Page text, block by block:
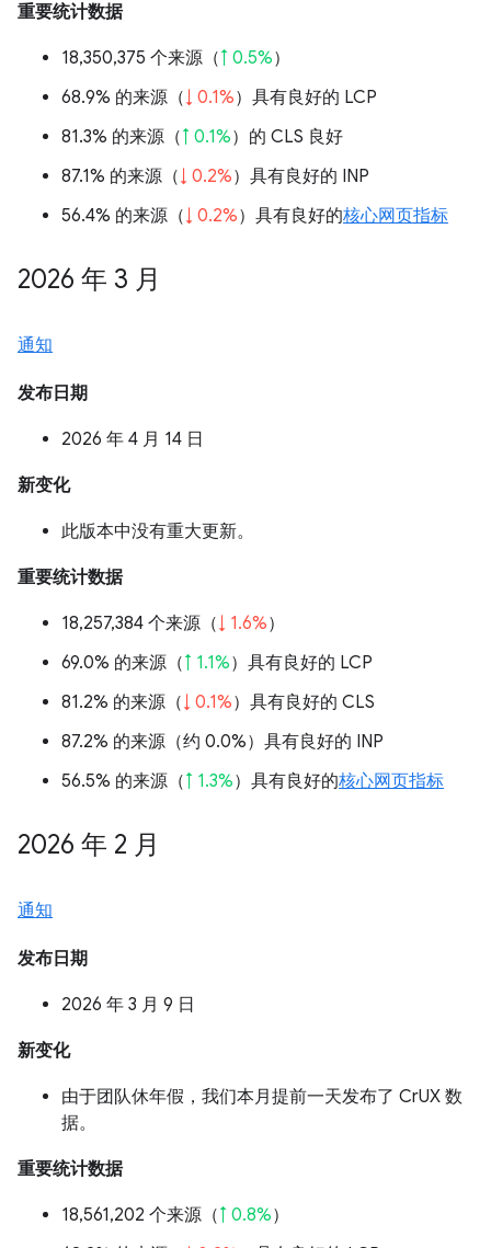
重要统计数据
18,350,375 个来源（↑ 0.5%）
68.9% 的来源（↓ 0.1%）具有良好的 LCP
81.3% 的来源（↑ 0.1%）的 CLS 良好
87.1% 的来源（↓ 0.2%）具有良好的 INP
56.4% 的来源（↓ 0.2%）具有良好的核心网页指标
2026 年 3 月
通知
发布日期
2026 年 4 月 14 日
新变化
此版本中没有重大更新。
重要统计数据
18,257,384 个来源（↓ 1.6%）
69.0% 的来源（↑ 1.1%）具有良好的 LCP
81.2% 的来源（↓ 0.1%）具有良好的 CLS
87.2% 的来源（约 0.0%）具有良好的 INP
56.5% 的来源（↑ 1.3%）具有良好的核心网页指标
2026 年 2 月
通知
发布日期
2026 年 3 月 9 日
新变化
由于团队休年假，我们本月提前一天发布了 CrUX 数
据。
重要统计数据
18,561,202 个来源（↑ 0.8%）